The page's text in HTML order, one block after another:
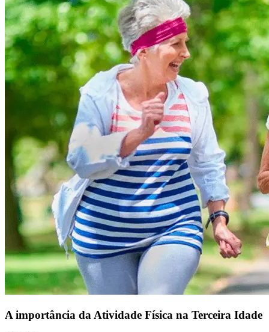
A importância da Atividade Física na Terceira Idade